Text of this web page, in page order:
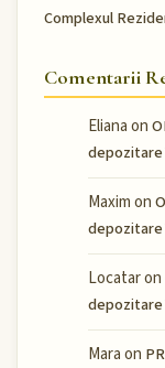
Complexul
Comentarii
Elianaon
depozitare
Maximon
depozitare
Locataron
depozitare
Maraon